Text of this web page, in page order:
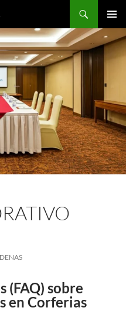
(FAQ) sobre
en Corferias